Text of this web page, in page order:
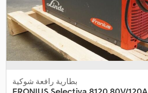
بطارية رافعة شوكية